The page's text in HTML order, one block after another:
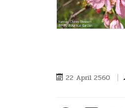
22 April 2560